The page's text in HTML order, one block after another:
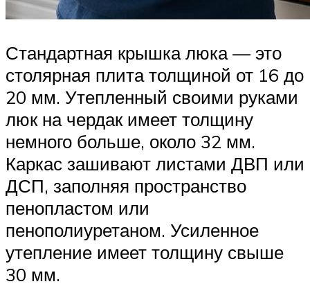
Стандартная крышка люка — это
столярная плита толщиной от 16 до
20 мм. Утепленный своими руками
люк на чердак имеет толщину
немного больше, около 32 мм.
Каркас зашивают листами ДВП или
ДСП, заполняя пространство
пенопластом или
пенополиуретаном. Усиленное
утепление имеет толщину свыше
30 мм.